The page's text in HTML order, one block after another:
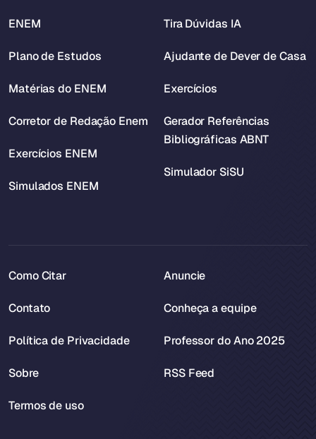
ENEM
Plano de Estudos
Matérias do ENEM
Corretor de Redação Enem
Exercícios ENEM
Simulados ENEM
Tira Dúvidas IA
Ajudante de Dever de Casa
Exercícios
Gerador Referências
Bibliográficas ABNT
Simulador SiSU
Como Citar
Contato
Política de Privacidade
Sobre
Termos de uso
Anuncie
Conheça a equipe
Professor do Ano 2025
RSS Feed